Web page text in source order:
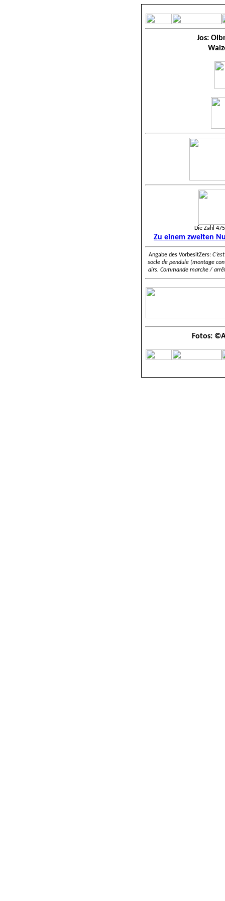
Jos:
Die Zahl
Zu einem zweiten
Angabe des VorbesitZers:
socle de pendule (montage
airs. Commande marche /
Fotos: